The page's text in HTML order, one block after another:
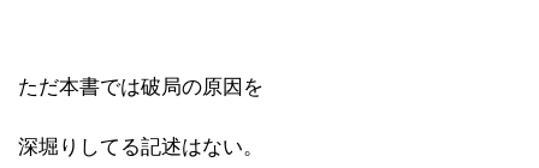
ただ本書では破局の原因を
深堀りしてる記述はない。